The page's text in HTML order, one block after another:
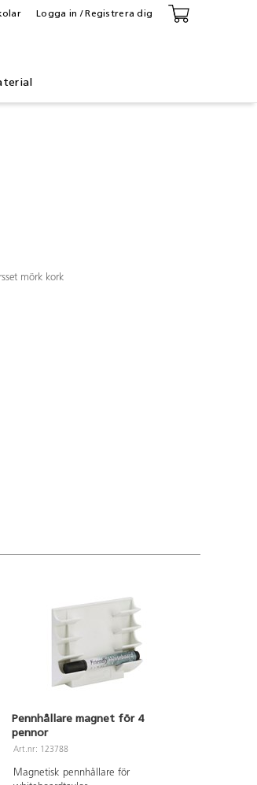
Logga in / Registrera dig
mörk kork
Pennhållare magnet för 4
pennor
Art.nr: 123788
Magnetisk pennhållare för